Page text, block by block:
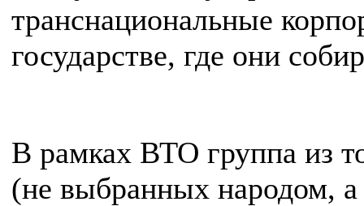
транснациональные
государстве, где они
В рамках ВТО группа из
(не выбранных народом, а